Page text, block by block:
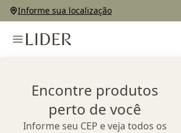
Informe sua localização
Encontre produtos
perto de você
Informe seu CEP e veja todos os